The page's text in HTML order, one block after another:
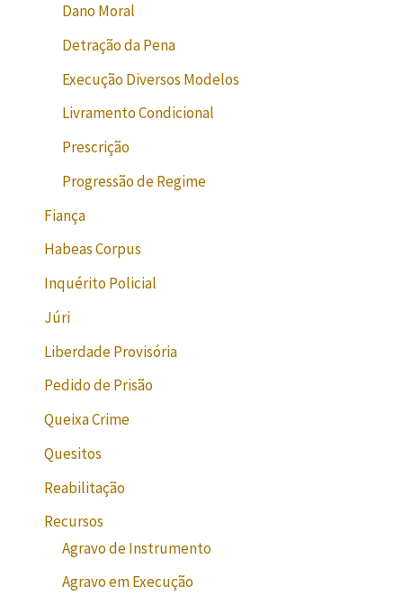
Dano Moral
Detração da Pena
Execução Diversos Modelos
Livramento Condicional
Prescrição
Progressão de Regime
Fiança
Habeas Corpus
Inquérito Policial
Júri
Liberdade Provisória
Pedido de Prisão
Queixa Crime
Quesitos
Reabilitação
Recursos
Agravo de Instrumento
Agravo em Execução